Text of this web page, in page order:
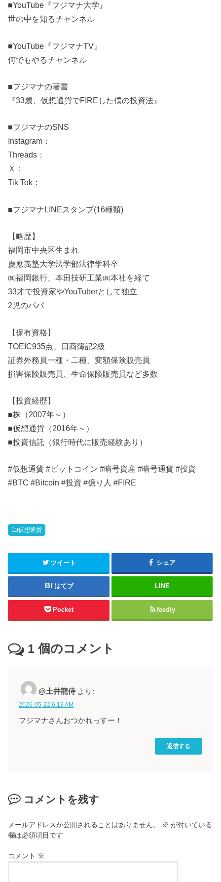
■YouTube『フジマナ大学』
世の中を知るチャンネル
■YouTube『フジマナTV』
何でもやるチャンネル
■フジマナの著書
『33歳、仮想通貨でFIREした僕の投資法』
■フジマナのSNS
Instagram：
Threads：
Ｘ：
Tik Tok：
■フジマナLINEスタンプ(16種類)
【略歴】
福岡市中央区生まれ
慶應義塾大学法学部法律学科卒
㈱福岡銀行、本田技研工業㈱本社を経て
33才で投資家やYouTuberとして独立
2児のパパ
【保有資格】
TOEIC935点、日商簿記2級
証券外務員一種・二種、変額保険販売員
損害保険販売員、生命保険販売員など多数
【投資経歴】
■株（2007年～）
■仮想通貨（2016年～）
■投資信託（銀行時代に販売経験あり）
#仮想通貨 #ビットコイン #暗号資産 #暗号通貨 #投資
#BTC #Bitcoin #投資 #億り人 #FIRE
仮想通貨
ツイート シェア
はてブ LINE
Pocket feedly
1 個のコメント
@土井龍侍 より:
2026-05-22 6:13 AM
フジマナさんおつかれっすー！
返信する
コメントを残す
メールアドレスが公開されることはありません。 ※ が付いている
欄は必須項目です
コメント ※